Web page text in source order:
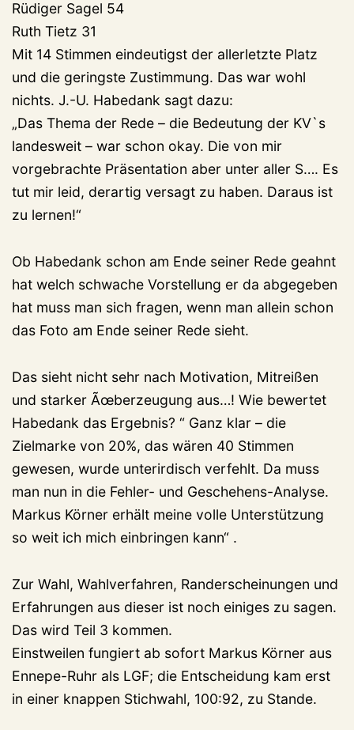
Rüdiger Sagel 54
Ruth Tietz 31
Mit 14 Stimmen eindeutigst der allerletzte Platz
und die geringste Zustimmung. Das war wohl
nichts. J.-U. Habedank sagt dazu:
„Das Thema der Rede – die Bedeutung der KV`s
landesweit – war schon okay. Die von mir
vorgebrachte Präsentation aber unter aller S…. Es
tut mir leid, derartig versagt zu haben. Daraus ist
zu lernen!“
Ob Habedank schon am Ende seiner Rede geahnt
hat welch schwache Vorstellung er da abgegeben
hat muss man sich fragen, wenn man allein schon
das Foto am Ende seiner Rede sieht.
Das sieht nicht sehr nach Motivation, Mitreißen
und starker Ãœberzeugung aus…! Wie bewertet
Habedank das Ergebnis? “ Ganz klar – die
Zielmarke von 20%, das wären 40 Stimmen
gewesen, wurde unterirdisch verfehlt. Da muss
man nun in die Fehler- und Geschehens-Analyse.
Markus Körner erhält meine volle Unterstützung
so weit ich mich einbringen kann“ .
Zur Wahl, Wahlverfahren, Randerscheinungen und
Erfahrungen aus dieser ist noch einiges zu sagen.
Das wird Teil 3 kommen.
Einstweilen fungiert ab sofort Markus Körner aus
Ennepe-Ruhr als LGF; die Entscheidung kam erst
in einer knappen Stichwahl, 100:92, zu Stande.